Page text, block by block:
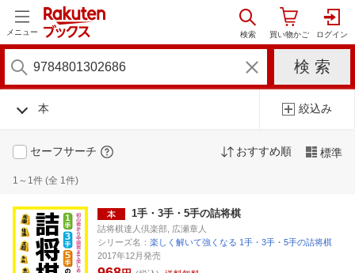
メニュー
本 絞込み
セーフサーチ おすすめ順 標準
1～1件 (全 1件)
1手・3手・5手の詰将棋
詰将棋達人倶楽部, 広瀬章人
シリーズ名： 楽しく解いて強くなる 1手・3手・5手の詰将棋
2017年12月発売